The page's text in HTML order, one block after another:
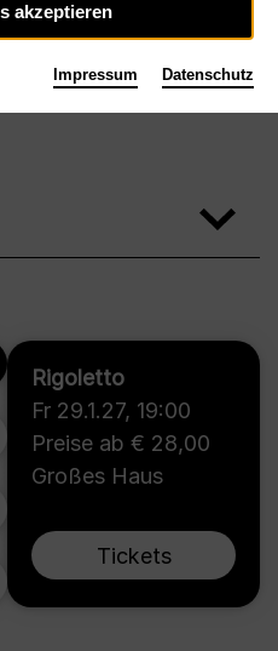
Rigoletto
Fr 29.1.27, 19:00
Preise ab € 28,00
Großes Haus
Tickets
akzeptieren
Impressum Datenschutz